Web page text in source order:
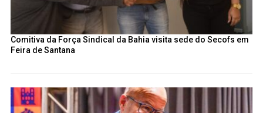
Comitiva da Força Sindical da Bahia visita sede do Secofs em
Feira de Santana